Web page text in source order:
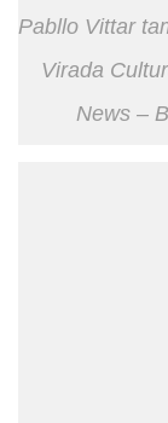
Pabllo Vittar
Virada
News –